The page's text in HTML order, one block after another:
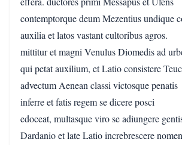
contemptorque deum Mezentius undique
auxilia et latos vastant cultoribus agros.
mittitur et magni Venulus Diomedis ad
qui petat auxilium, et Latio consistere
advectum Aenean classi victosque penatis
inferre et fatis regem se dicere posci
edoceat, multasque viro se adiungere
Dardanio et late Latio increbrescere